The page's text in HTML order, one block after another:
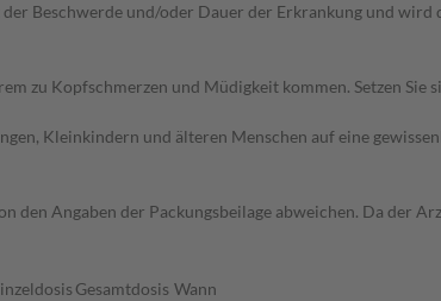
Beschwerde und/oder Dauer der Erkrankung und
zu Kopfschmerzen und Müdigkeit kommen. Setzen
Kleinkindern und älteren Menschen auf eine
den Angaben der Packungsbeilage abweichen. Da der
Gesamtdosis Wann